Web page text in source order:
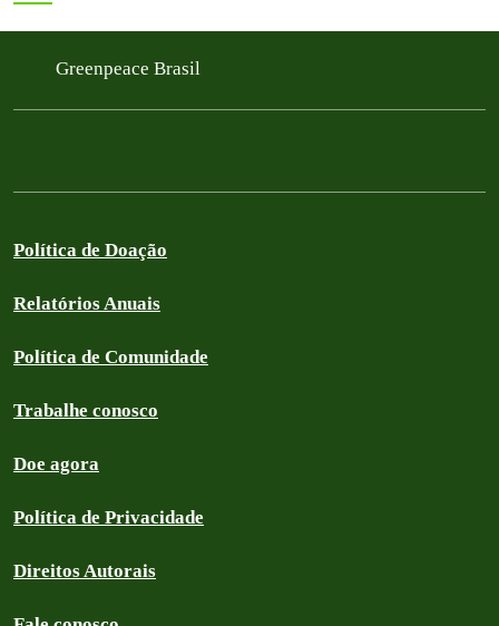
Greenpeace Brasil
Política de Doação
Relatórios Anuais
Política de Comunidade
Trabalhe conosco
Doe agora
Política de Privacidade
Direitos Autorais